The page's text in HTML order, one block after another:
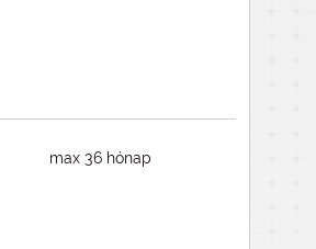
max 36 hónap